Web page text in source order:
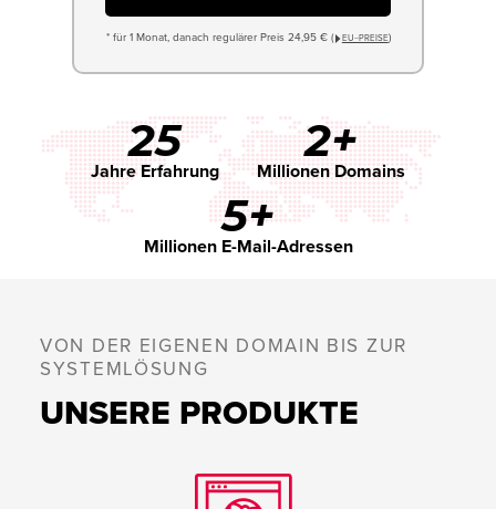
* für 1 Monat, danach regulärer Preis 24,95 € ( EU−PREISE)
25
Jahre Erfahrung
2+
Millionen Domains
5+
Millionen E-Mail-Adressen
VON DER EIGENEN DOMAIN BIS ZUR
SYSTEMLÖSUNG
UNSERE PRODUKTE